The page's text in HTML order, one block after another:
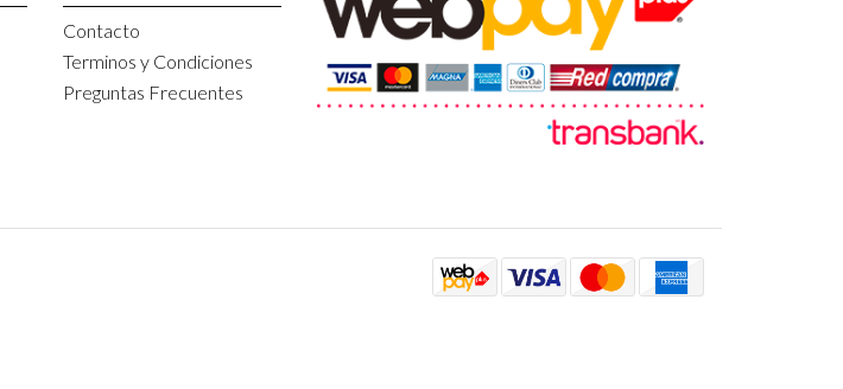
Contacto
Terminos y Condiciones
Preguntas Frecuentes